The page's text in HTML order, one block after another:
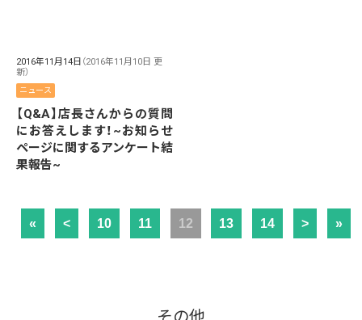
2016年11月14日 （2016年11月10日 更
新）
ニュース
【Q&A】店長さんからの質問
にお答えします！~お知らせ
ページに関するアンケート結
果報告~
« < 10 11 12 13 14 > »